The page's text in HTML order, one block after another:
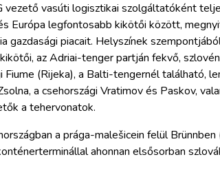
vezető vasúti logisztikai szolgáltatóként
Európa legfontosabb kikötői között,
gazdasági piacait. Helyszínek
az Adriai-tenger partján fekvő,
Fiume (Rijeka), a Balti-tengernél található,
a csehországi Vratimov és Paskov,
a tehervonatok.
a prága-malešicein felül
ahonnan elsősorban